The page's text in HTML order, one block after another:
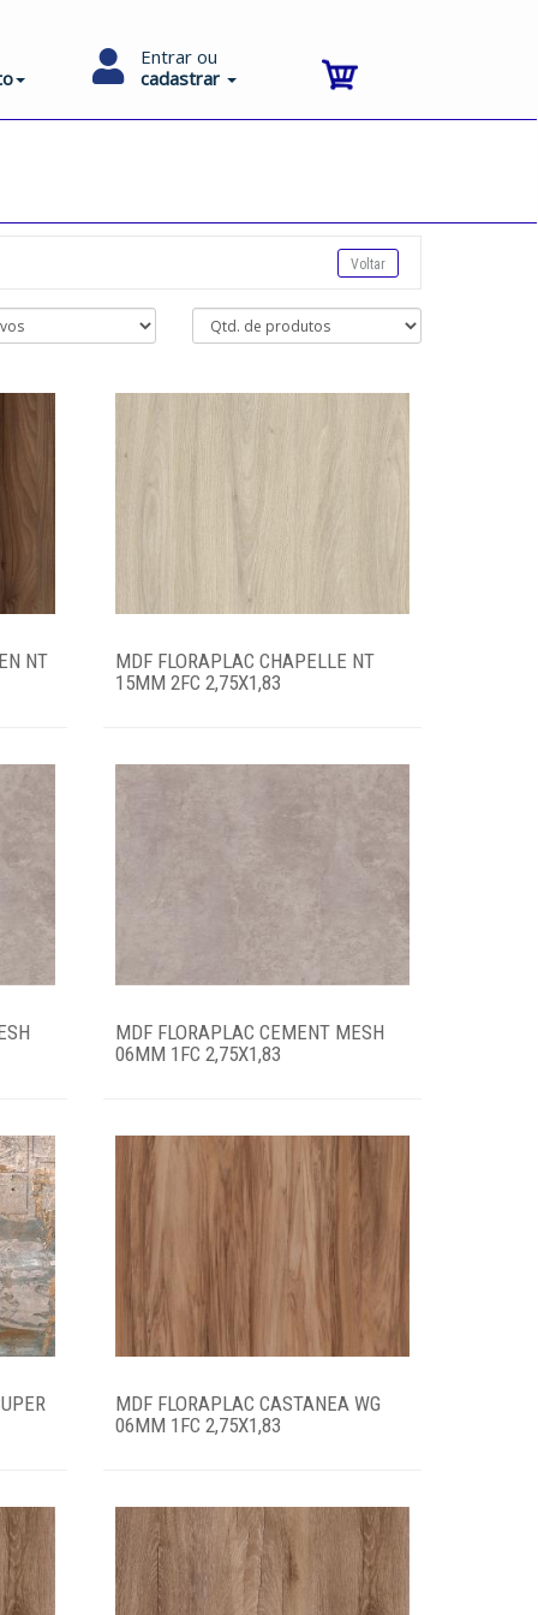
Entrar ou
cadastrar
NT
MDF FLORAPLAC CHAPELLE NT
15MM 2FC 2,75X1,83
MDF FLORAPLAC CEMENT MESH
06MM 1FC 2,75X1,83
MDF FLORAPLAC CASTANEA WG
06MM 1FC 2,75X1,83